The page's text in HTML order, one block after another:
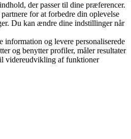
der passer til dine præferencer.
for at forbedre din oplevelse
Du kan ændre dine indstillinger når
information og levere personaliserede
og benytter profiler, måler resultater
videreudvikling af funktioner